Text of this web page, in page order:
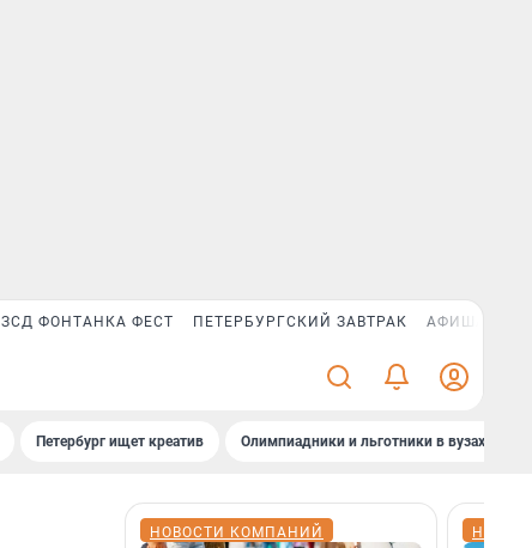
ЗСД ФОНТАНКА ФЕСТ ПЕТЕРБУРГСКИЙ ЗАВТРАК АФИША PLUS
Петербург ищет креатив Олимпиадники и льготники в вузах СПб
НОВОСТИ КОМПАНИЙ